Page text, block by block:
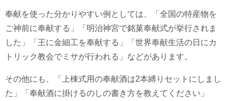
奉献を使った分かりやすい例としては、「全国の特産物を
ご神前に奉献する」「明治神宮で銘菓奉献式が挙行されま
した」「王に金細工を奉献する」「世界奉献生活の日にカ
トリック教会でミサが行われる」などがあります。
その他にも、「上棟式用の奉献酒は2本縛りセットにしまし
た」「奉献酒に掛けるのしの書き方を教えてください」